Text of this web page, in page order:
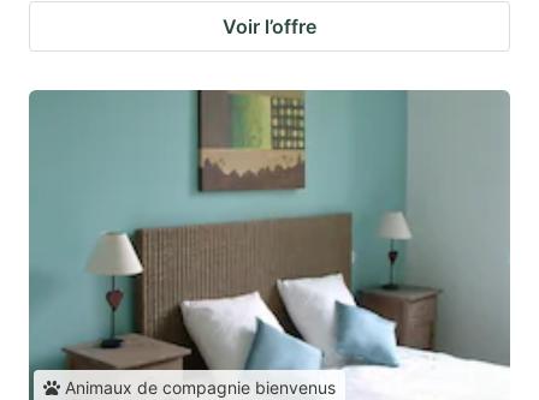
Voir l’offre
Animaux de compagnie bienvenus